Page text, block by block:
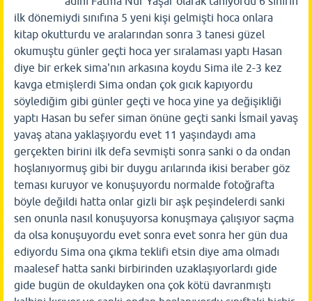
ilk dönemiydi sınıfına 5 yeni kişi gelmişti hoca onlara
kitap okutturdu ve aralarından sonra 3 tanesi güzel
okumuştu günler geçti hoca yer sıralaması yaptı Hasan
diye bir erkek sima'nın arkasına koydu Sima ile 2-3 kez
kavga etmişlerdi Sima ondan çok gıcık kapıyordu
söylediğim gibi günler geçti ve hoca yine ya değişikliği
yaptı Hasan bu sefer siman önüne geçti sanki İsmail yavaş
yavaş atana yaklaşıyordu evet 11 yaşındaydı ama
gerçekten birini ilk defa sevmişti sonra sanki o da ondan
hoşlanıyormuş gibi bir duygu arılarında ikisi beraber göz
teması kuruyor ve konuşuyordu normalde fotoğrafta
böyle değildi hatta onlar gizli bir aşk peşindelerdi sanki
sen onunla nasıl konuşuyorsa konuşmaya çalışıyor saçma
da olsa konuşuyordu evet sonra evet sonra her gün dua
ediyordu Sima ona çıkma teklifi etsin diye ama olmadı
maalesef hatta sanki birbirinden uzaklaşıyorlardı gide
gide bugün de okuldayken ona çok kötü davranmıştı